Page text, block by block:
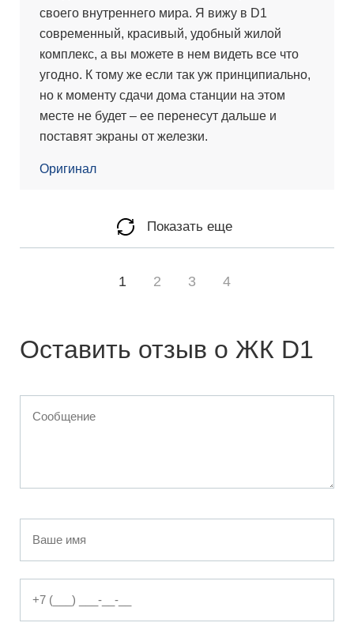
своего внутреннего мира. Я вижу в D1
современный, красивый, удобный жилой
комплекс, а вы можете в нем видеть все что
угодно. К тому же если так уж принципиально,
но к моменту сдачи дома станции на этом
месте не будет – ее перенесут дальше и
поставят экраны от железки.
Оригинал
Показать еще
1 2 3 4
Оставить отзыв о ЖК D1
имя
телефона